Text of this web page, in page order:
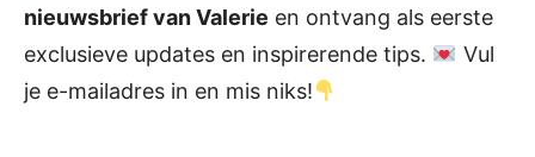
nieuwsbrief van Valerie en ontvang als eerste
exclusieve updates en inspirerende tips.
Vul
je e-mailadres in en mis niks!